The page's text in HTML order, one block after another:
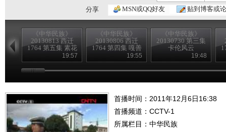
分享
MSN或QQ好友 贴到博客或
《中华民族》
20130813 西迁
1764 第五集 素花
19:57
《中华民族》
20130806 西迁
1764 第四集 嘎善
19:55
《中华民族》
20130730 第三集
卡伦风云
19:48
首播时间：2011年12月6日16:38
首播频道： CCTV-1
所属栏目： 中华民族